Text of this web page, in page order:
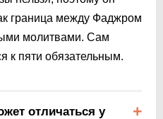
граница между Фаджром
молитвами. Сам
к пяти обязательным.
отличаться у